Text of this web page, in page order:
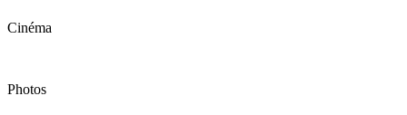
Cinéma
Photos